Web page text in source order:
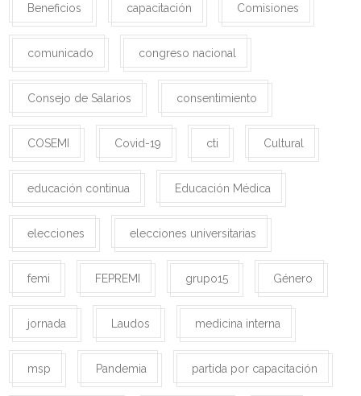
Beneficios capacitación Comisiones
comunicado congreso nacional
Consejo de Salarios consentimiento
COSEMI Covid-19 cti Cultural
educación continua Educación Médica
elecciones elecciones universitarias
femi FEPREMI grupo15 Género
jornada Laudos medicina interna
msp Pandemia partida por capacitación